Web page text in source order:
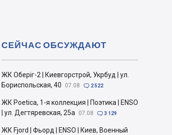
ЖК Оберіг-2 | Киевгорстрой, Укрбуд | ул.
Бориспольская, 40
07.08  2 522
ЖК Poetica, 1-я коллекция | Поэтика | ENSO
| ул. Дегтяревская, 25а
07.08  3 129
ЖК Fjord | Фьорд | ENSO | Киев, Военный
СЕЙЧАС ОБСУЖДАЮТ